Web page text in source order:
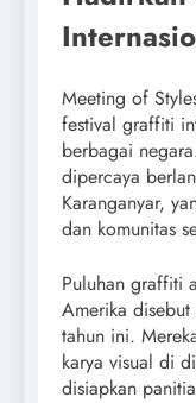
Meeting of
festival graffiti
berbagai
dipercaya
Karanganyar,
dan komunitas
Puluhan graffiti
Amerika
tahun ini.
karya visual di
disiapkan